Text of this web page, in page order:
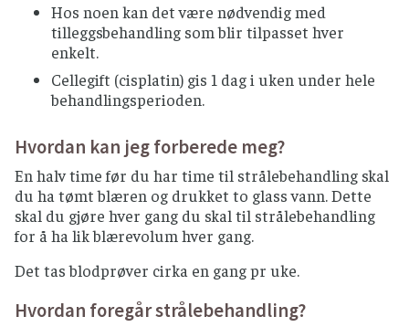
Hos noen kan det være nødvendig med
tilleggsbehandling som blir tilpasset hver
enkelt.
Cellegift (cisplatin) gis 1 dag i uken under hele
behandlingsperioden.
Hvordan kan jeg forberede meg?
En halv time før du har time til strålebehandling skal
du ha tømt blæren og drukket to glass vann. Dette
skal du gjøre hver gang du skal til strålebehandling
for å ha lik blærevolum hver gang.
Det tas blodprøver cirka en gang pr uke.
Hvordan foregår strålebehandling?